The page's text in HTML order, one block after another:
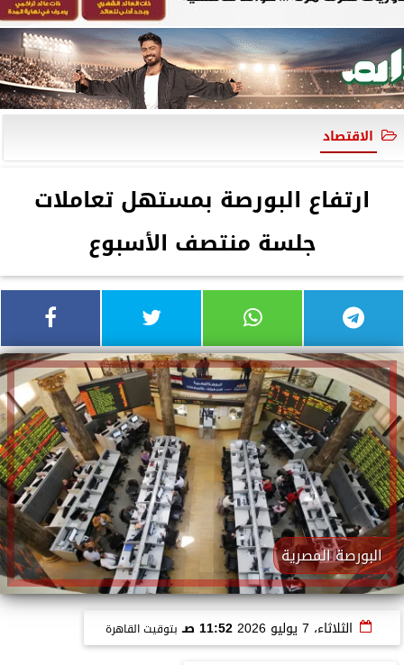
الاقتصاد
ارتفاع البورصة بمستهل تعاملات
جلسة منتصف الأسبوع
البورصة المصرية
الثلاثاء، 7 يوليو 2026 11:52 صـ بتوقيت القاهرة